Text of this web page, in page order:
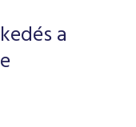
a